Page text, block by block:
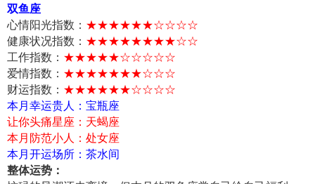
双鱼座
心情阳光指数： ★★★★★★☆☆☆☆
健康状况指数： ★★★★★★★★☆☆
工作指数： ★★★★★☆☆☆☆☆
爱情指数： ★★★★★★★☆☆☆
财运指数： ★★★★★★☆☆☆☆
本月幸运贵人：宝瓶座
让你头痛星座：天蝎座
本月防范小人：处女座
本月开运场所：茶水间
整体运势：